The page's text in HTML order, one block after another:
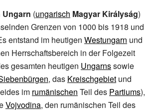
(ungarisch Magyar Királyság)
Grenzen von 1000 bis 1918 und
entstand im heutigen Westungarn und
Herrschaftsbereich in der Folgezeit
gesamten heutigen Ungarnssowie
, das Kreischgebiet und
im rumänischen Teil des Partiums),
Vojvodina, den rumänischen Teil des